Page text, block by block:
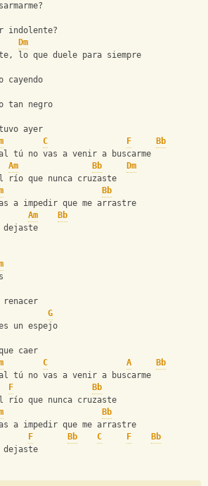
indolente?
Dm
lo que duele para siempre
tan negro
ayer
C F
Bb
tú no vas a venir a buscarme
Am Bb
Dm
río que nunca cruzaste
Bb
a impedir que me arrastre
Am
Bb
renacer
G
un espejo
caer
C A
Bb
tú no vas a venir a buscarme
F
Bb
río que nunca cruzaste
Bb
a impedir que me arrastre
F Bb C F
Bb